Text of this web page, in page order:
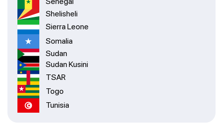
Shelisheli
Sierra Leone
Somalia
Sudan
Sudan Kusini
TSAR
Togo
Tunisia